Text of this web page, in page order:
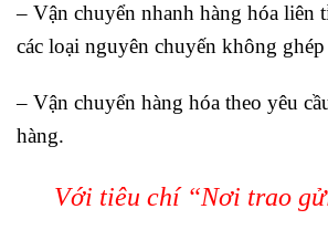
– Vận chuyển nhanh hàng hóa liên
các loại nguyên chuyến không
– Vận chuyển hàng hóa theo yêu
hàng.
Với tiêu chí “Nơi trao